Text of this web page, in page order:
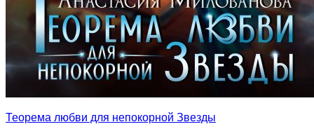
Теорема любви для непокорной Звезды